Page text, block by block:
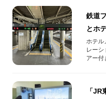
鉄道
とホ
セッ
ホテル
レーシ
アー付
「